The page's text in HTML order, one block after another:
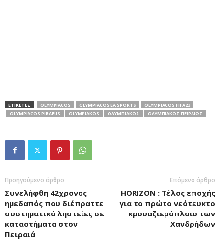
ΕΤΙΚΕΤΕΣ OLYMPIACOS OLYMPIACOS EA SPORTS
OLYMPIACOS FIFA23
OLYMPIACOS PIRAEUS
OLYMPIAKOS ΟΛΥΜΠΙΑΚΟΣ ΟΛΥΜΠΙΑΚΟΣ ΠΕΙΡΑΙΩΣ
Προηγούμενο άρθρο
Συνελήφθη 42χρονος
ημεδαπός που διέπραττε
συστηματικά ληστείες σε
καταστήματα στον
Πειραιά
Επόμενο άρθρο
HORIZON : Τέλος εποχής
για το πρώτο νεότευκτο
κρουαζιερόπλοιο των
Χανδρήδων